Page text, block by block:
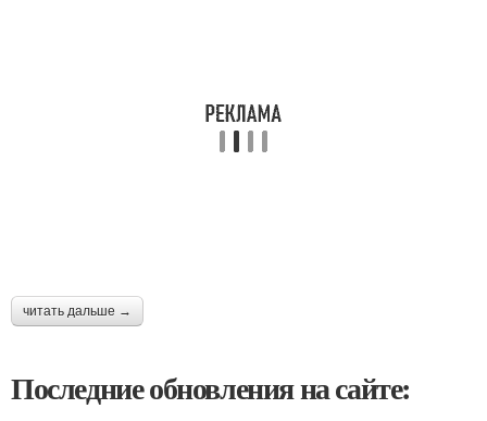
читать дальше →
Последние обновления на сайте: